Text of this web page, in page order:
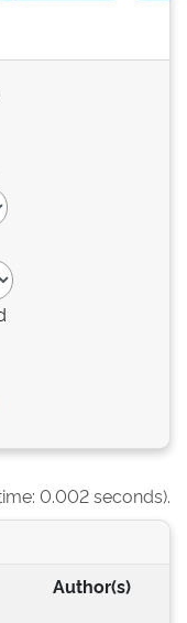
0.002 seconds).
Author(s)